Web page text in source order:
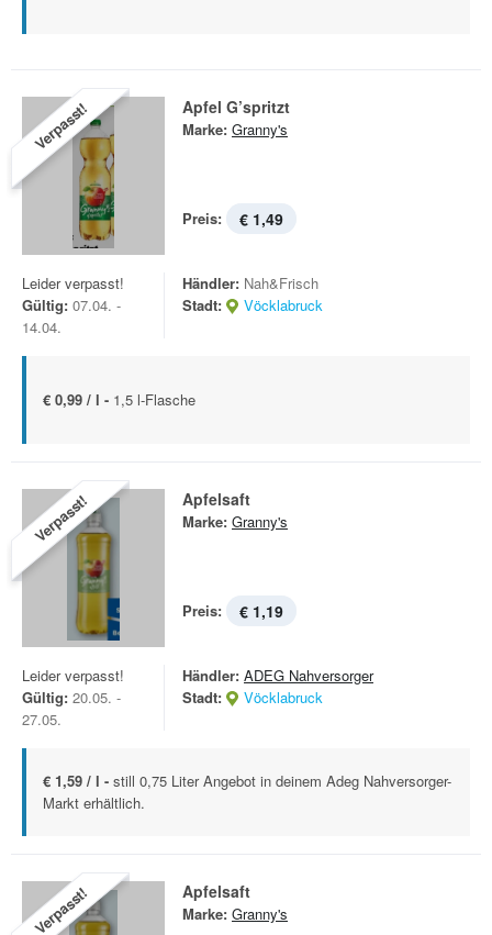
Verpasst! Apfel G’spritzt
Marke: Granny's
Preis: € 1,49
Leider verpasst!
Gültig: 07.04. -
14.04.
Händler: Nah&Frisch
Stadt:
Vöcklabruck
€ 0,99 / l - 1,5 l-Flasche
Verpasst! Apfelsaft
Marke: Granny's
Preis: € 1,19
Leider verpasst!
Gültig: 20.05. -
27.05.
Händler: ADEG Nahversorger
Stadt:
Vöcklabruck
€ 1,59 / l - still 0,75 Liter Angebot in deinem Adeg Nahversorger-
Markt erhältlich.
Verpasst! Apfelsaft
Marke: Granny's